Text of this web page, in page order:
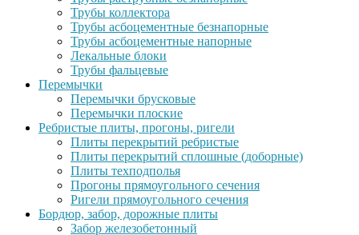
Трубы коллектора
Трубы асбоцементные безнапорные
Трубы асбоцементные напорные
Лекальные блоки
Трубы фальцевые
Перемычки
Перемычки брусковые
Перемычки плоские
Ребристые плиты, прогоны, ригели
Плиты перекрытий ребристые
Плиты перекрытий сплошные (доборные)
Плиты техподполья
Прогоны прямоугольного сечения
Ригели прямоугольного сечения
Бордюр, забор, дорожные плиты
Забор железобетонный